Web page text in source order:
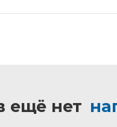
ещё нет